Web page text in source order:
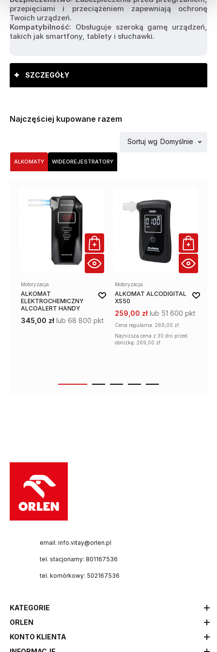
przepięciami i przeciążeniem zapewniają ochronę
Twoich urządzeń.
Kompatybilność: Obsługuje szeroką gamę urządzeń,
takich jak smartfony, tablety i słuchawki.
SZCZEGÓŁY
Najczęściej kupowane razem
ALKOMATY WIDEOREJESTRATORY
Sortuj wg Domyślnie
Motoryzacja
ALKOMAT
ELEKTROCHEMICZNY
ALCOALERT HANDY
345,00 zł lub 68 800 pkt
Motoryzacja
ALKOMAT ALCODIGITAL
XS50
259,00 zł lub 51 600 pkt
Cena regularna: 269,00 zł
Najniższa cena z 30 dni przed
obniżką: 269,00 zł
email: info.vitay@orlen.pl
tel. stacjonarny: 801167536
tel. komórkowy: 502167536
KATEGORIE
ORLEN
KONTO KLIENTA